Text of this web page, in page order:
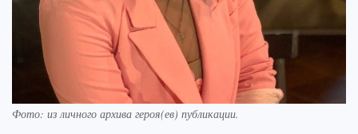
Фото: из личного архива героя(ев) публикации.